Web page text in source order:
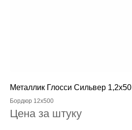
Металлик Глосси Сильвер 1,2x50
Бордюр 12x500
Цена за штуку